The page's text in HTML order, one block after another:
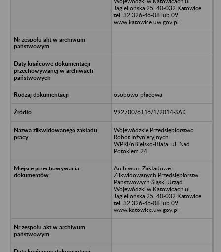
Jagiellońska 25, 40-032 Katowice
tel. 32 326-46-08 lub 09
www.katowice.uw.gov.pl
osobowo-płacowa
992700/6116/1/2014-SAK
Wojewódzkie Przedsiębiorstwo
Robót Inżynieryjnych
WPRI/nBielsko-Biała, ul. Nad
Potokiem 24
Archiwum Zakładowe i
Zlikwidowanych Przedsiębiorstw
Państwowych Śląski Urząd
Wojewódzki w Katowicach ul.
Jagiellońska 25, 40-032 Katowice
tel. 32 326-46-08 lub 09
www.katowice.uw.gov.pl